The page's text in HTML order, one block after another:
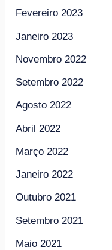
Fevereiro 2023
Janeiro 2023
Novembro 2022
Setembro 2022
Agosto 2022
Abril 2022
Março 2022
Janeiro 2022
Outubro 2021
Setembro 2021
Maio 2021